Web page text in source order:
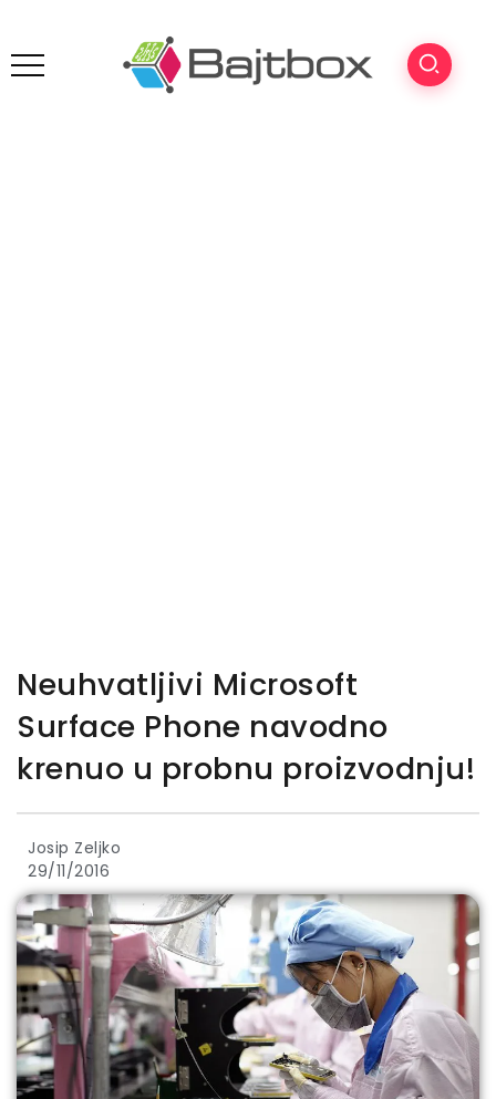
Neuhvatljivi Microsoft
Surface Phone navodno
krenuo u probnu proizvodnju!
Josip Zeljko
29/11/2016